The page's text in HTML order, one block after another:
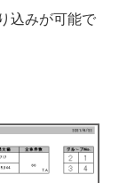
込みが可能で